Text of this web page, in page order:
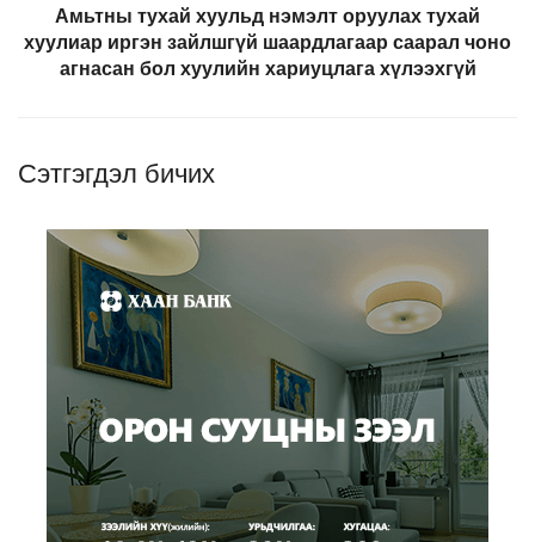
Амьтны тухай хуульд нэмэлт оруулах тухай
хуулиар иргэн зайлшгүй шаардлагаар саарал чоно
агнасан бол хуулийн хариуцлага хүлээхгүй
Сэтгэгдэл бичих